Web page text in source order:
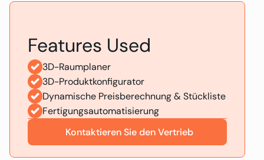
Features Used
3D-Raumplaner
3D-Produktkonfigurator
Dynamische Preisberechnung & Stückliste
Fertigungsautomatisierung
Kontaktieren Sie den Vertrieb